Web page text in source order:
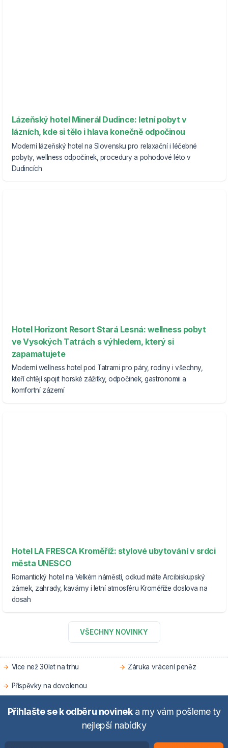
Lázeňský hotel Minerál Dudince: letní pobyt v
lázních, kde si tělo i hlava konečně odpočinou
Moderní lázeňský hotel na Slovensku pro relaxační i léčebné
pobyty, wellness odpočinek, procedury a pohodové léto v
Dudincích
Hotel Horizont Resort Stará Lesná: wellness pobyt
ve Vysokých Tatrách s výhledem, který si
zapamatujete
Moderní wellness hotel pod Tatrami pro páry, rodiny i všechny,
kteří chtějí spojit horské zážitky, odpočinek, gastronomii a
komfortní zázemí
Hotel LA FRESCA Kroměříž: stylové ubytování v srdci
města UNESCO
Romantický hotel na Velkém náměstí, odkud máte Arcibiskupský
zámek, zahrady, kavárny i letní atmosféru Kroměříže doslova na
dosah
VŠECHNY NOVINKY
Více než 30let na trhu Záruka vrácení peněz
Příspěvky na dovolenou
Přihlašte se k odběru novineka my vám pošleme ty
nejlepší nabídky